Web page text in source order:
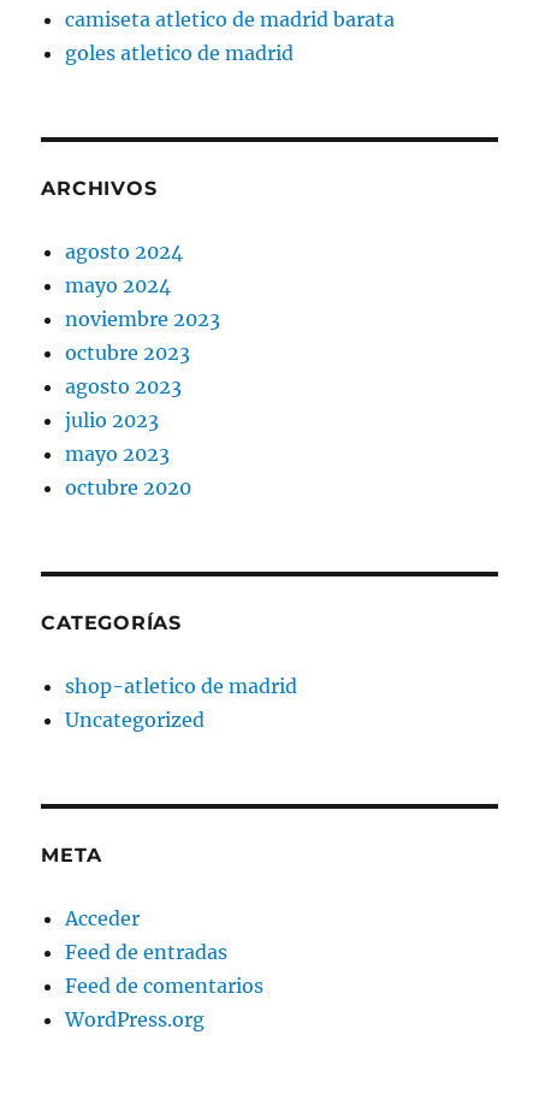
camiseta atletico de madrid barata
goles atletico de madrid
ARCHIVOS
agosto 2024
mayo 2024
noviembre 2023
octubre 2023
agosto 2023
julio 2023
mayo 2023
octubre 2020
CATEGORÍAS
shop-atletico de madrid
Uncategorized
META
Acceder
Feed de entradas
Feed de comentarios
WordPress.org